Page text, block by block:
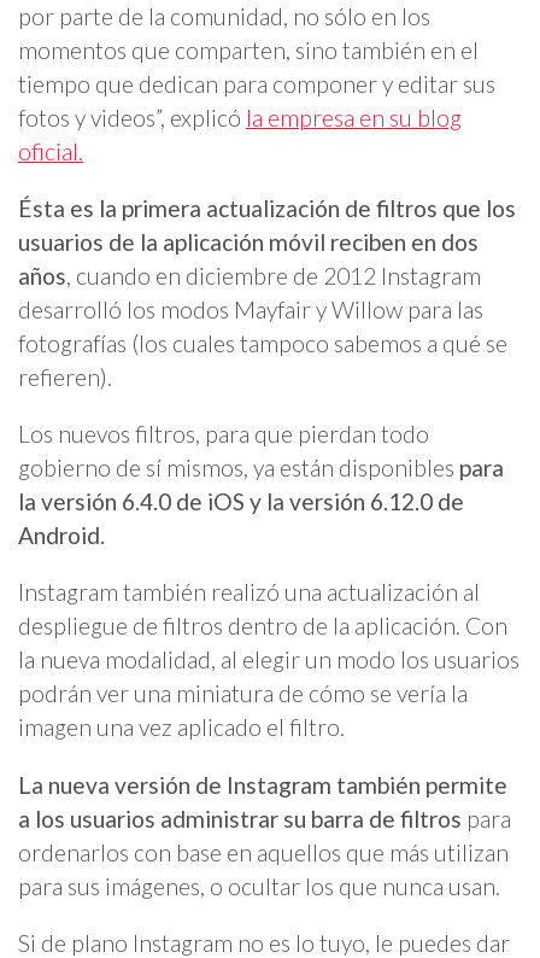
por parte de la comunidad, no sólo en los
momentos que comparten, sino también en el
tiempo que dedican para componer y editar sus
fotos y videos”, explicó la empresa en su blog
oficial.
Ésta es la primera actualización de filtros que los
usuarios de la aplicación móvil reciben en dos
años, cuando en diciembre de 2012 Instagram
desarrolló los modos Mayfair y Willow para las
fotografías (los cuales tampoco sabemos a qué se
refieren).
Los nuevos filtros, para que pierdan todo
gobierno de sí mismos, ya están disponibles para
la versión 6.4.0 de iOS y la versión 6.12.0 de
Android.
Instagram también realizó una actualización al
despliegue de filtros dentro de la aplicación. Con
la nueva modalidad, al elegir un modo los usuarios
podrán ver una miniatura de cómo se vería la
imagen una vez aplicado el filtro.
La nueva versión de Instagram también permite
a los usuarios administrar su barra de filtros para
ordenarlos con base en aquellos que más utilizan
para sus imágenes, o ocultar los que nunca usan.
Si de plano Instagram no es lo tuyo, le puedes dar